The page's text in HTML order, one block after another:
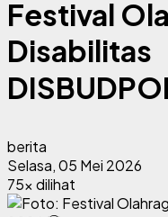
Festival
Disabilitas
berita
Selasa, 05 Mei 2026
75x dilihat